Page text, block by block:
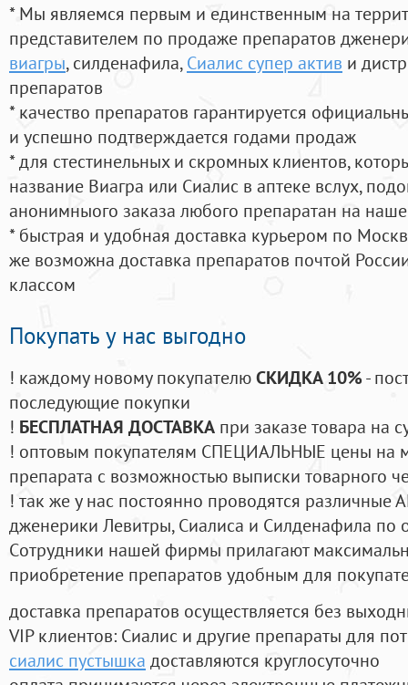
* Мы являемся первым и единственным на
представителем по продаже препаратов
виагры, силденафила, Сиалис супер актив и
препаратов
* качество препаратов гарантируется
и успешно подтверждается годами продаж
* для стестинельных и скромных клиентов,
название Виагра или Сиалис в аптеке вслух,
анонимныого заказа любого препаратан на
* быстрая и удобная доставка курьером по
же возможна доставка препаратов почтой
классом
Покупать у нас выгодно
! каждому новому покупателюСКИДКА 10%-
последующие покупки
! БЕСПЛАТНАЯ ДОСТАВКА при заказе товара на
! оптовым покупателям СПЕЦИАЛЬНЫЕ цены на
препарата с возможностью выписки товарного
! так же у нас постоянно проводятся
дженерики Левитры, Сиалиса и Силденафила по
Cотрудники нашей фирмы прилагают
приобретение препаратов удобным для
доставка препаратов осуществляется без
VIP клиентов: Сиалис и другие препараты для
сиалис пустышка доставляются круглосуточно